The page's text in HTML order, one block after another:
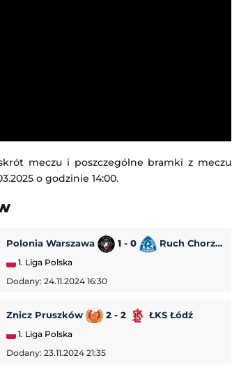
meczu i poszczególne bramki z meczu
o godzinie 14:00.
Polonia Warszawa 1 - 0 Ruch Chorzów
1. Liga Polska
Dodany: 24.11.2024 16:30
Znicz Pruszków 2 - 2 ŁKS Łódź
1. Liga Polska
Dodany: 23.11.2024 21:35